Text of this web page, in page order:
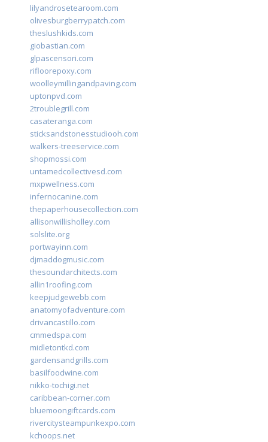
lilyandrosetearoom.com
olivesburgberrypatch.com
theslushkids.com
giobastian.com
glpascensori.com
rifloorepoxy.com
woolleymillingandpaving.com
uptonpvd.com
2troublegrill.com
casateranga.com
sticksandstonesstudiooh.com
walkers-treeservice.com
shopmossi.com
untamedcollectivesd.com
mxpwellness.com
infernocanine.com
thepaperhousecollection.com
allisonwillisholley.com
solslite.org
portwayinn.com
djmaddogmusic.com
thesoundarchitects.com
allin1roofing.com
keepjudgewebb.com
anatomyofadventure.com
drivancastillo.com
cmmedspa.com
midletontkd.com
gardensandgrills.com
basilfoodwine.com
nikko-tochigi.net
caribbean-corner.com
bluemoongiftcards.com
rivercitysteampunkexpo.com
kchoops.net